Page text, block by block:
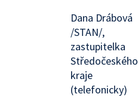
Dana Drábová
/STAN/,
zastupitelka
Středočeského
kraje
(telefonicky)